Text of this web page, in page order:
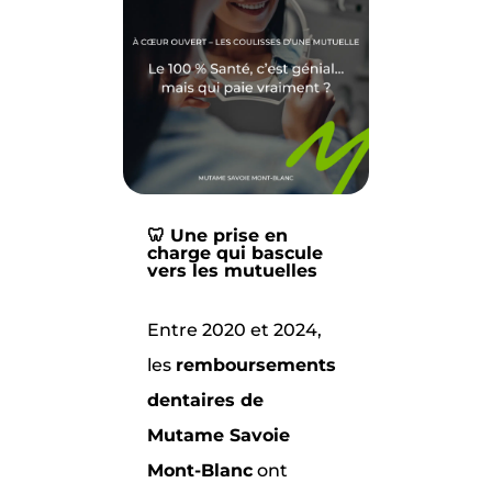
🦷 Une prise en
charge qui bascule
vers les mutuelles
Entre 2020 et 2024,
les remboursements
dentaires de
Mutame Savoie
Mont-Blanc ont